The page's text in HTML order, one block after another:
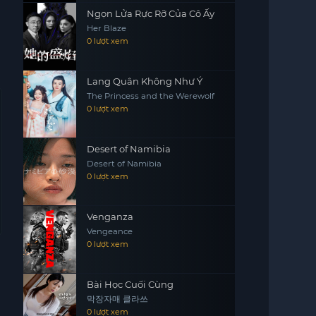
Ngọn Lửa Rực Rỡ Của Cô Ấy
Her Blaze
0 lượt xem
Lang Quân Không Như Ý
The Princess and the Werewolf
0 lượt xem
Desert of Namibia
Desert of Namibia
0 lượt xem
Venganza
Vengeance
0 lượt xem
Bài Học Cuối Cùng
막장자매 클라쓰
0 lượt xem